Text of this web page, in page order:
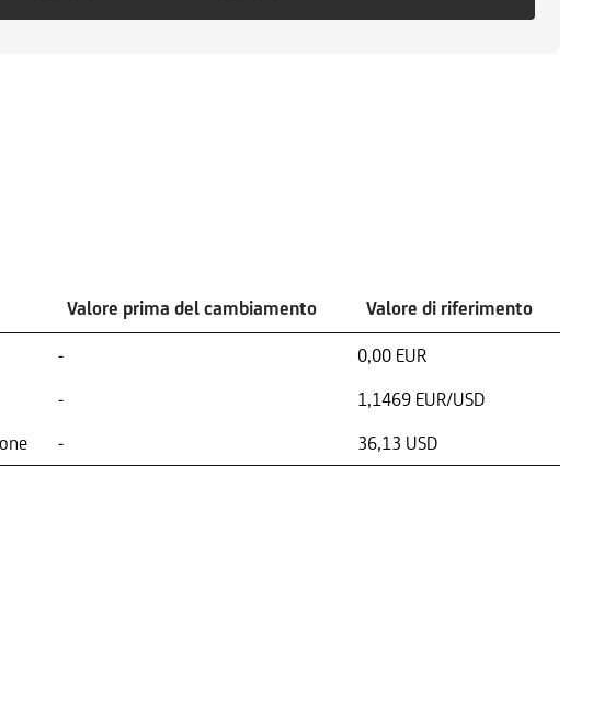
Valore prima del cambiamento Valore di riferimento
-
0,00 EUR
-
1,1469 EUR/USD
- 36,13 USD